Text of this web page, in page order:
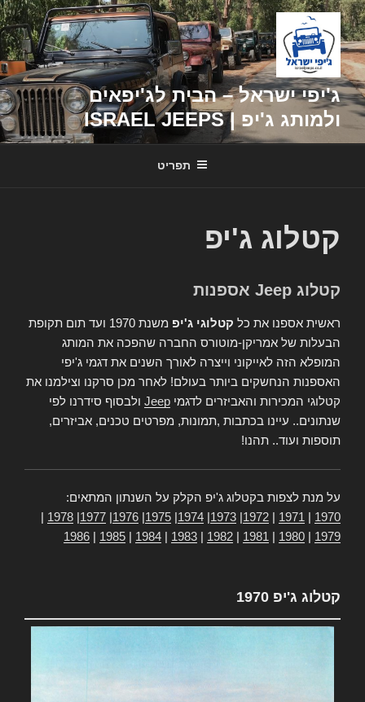
דילוג
לתוכן
ג'יפי ישראל – הבית לג'יפאים
ולמותג ג'יפ | ISRAEL JEEPS
תפריט
קטלוג ג'יפ
קטלוג Jeep אספנות
ראשית אספנו את כל קטלוגי ג'יפ
משנת 1970 ועד תום תקופת
הבעלות של אמריקן-מוטורס החברה שהפכה את המותג
המופלא הזה לאייקוני וייצרה לאורך השנים את דגמי ג'יפי
האספנות הנחשקים ביותר בעולם! לאחר מכן סרקנו וצילמנו את
קטלוגי המכירות והאביזרים לדגמי Jeep ולבסוף סידרנו לפי
שנתונים.. עיינו בכתבות ,תמונות, מפרטים טכנים, אביזרים,
תוספות ועוד.. תהנו!
על מנת לצפות בקטלוג ג'יפ הקלק על השנתון המתאים:
1970
1971
1972
1973
1974
1975
1976
1977
1978
1979
1980
1981
1982
1983
1984
1985
1986
קטלוג ג'יפ 1970